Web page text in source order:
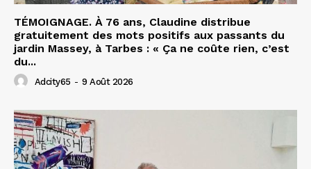
TÉMOIGNAGE. À 76 ans, Claudine distribue
gratuitement des mots positifs aux passants du
jardin Massey, à Tarbes : « Ça ne coûte rien, c’est
du...
Adcity65 - 9 Août 2026